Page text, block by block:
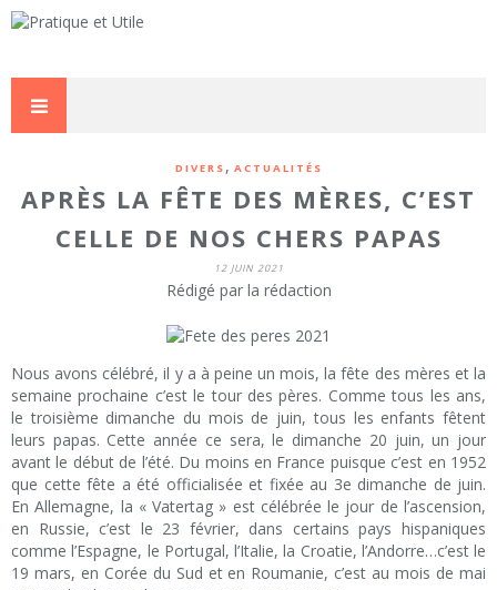
DIVERS , ACTUALITÉS
APRÈS LA FÊTE DES MÈRES, C’EST
CELLE DE NOS CHERS PAPAS
12 JUIN 2021
Rédigé par la rédaction
Nous avons célébré, il y a à peine un mois, la fête des mères et la
semaine prochaine c’est le tour des pères. Comme tous les ans,
le troisième dimanche du mois de juin, tous les enfants fêtent
leurs papas. Cette année ce sera, le dimanche 20 juin, un jour
avant le début de l’été. Du moins en France puisque c’est en 1952
que cette fête a été officialisée et fixée au 3e dimanche de juin.
En Allemagne, la « Vatertag » est célébrée le jour de l’ascension,
en Russie, c’est le 23 février, dans certains pays hispaniques
comme l’Espagne, le Portugal, l’Italie, la Croatie, l’Andorre…c’est le
19 mars, en Corée du Sud et en Roumanie, c’est au mois de mai